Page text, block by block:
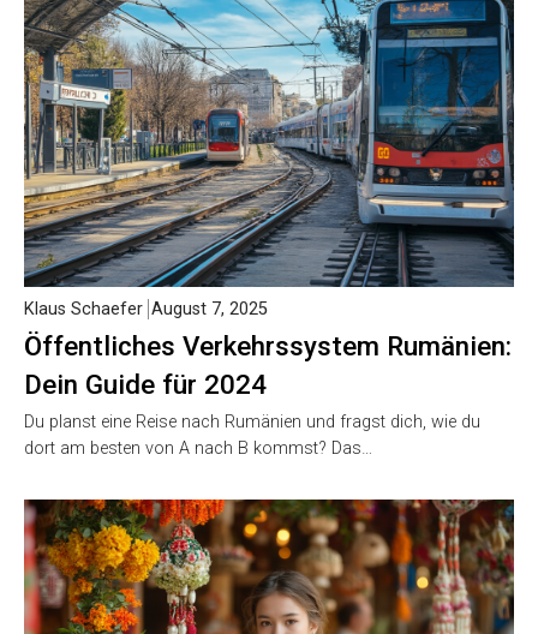
Öffentliches Verkehrssystem Rumänien:
Dein Guide für 2024
Klaus Schaefer August 7, 2025
Du planst eine Reise nach Rumänien und fragst dich, wie du
dort am besten von A nach B kommst? Das…